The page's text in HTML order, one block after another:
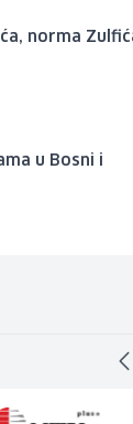
norma
u Bosni i